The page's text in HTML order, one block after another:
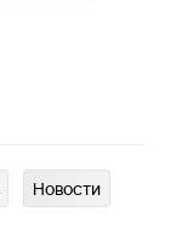
Новости